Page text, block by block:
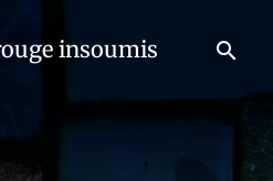
insoumis